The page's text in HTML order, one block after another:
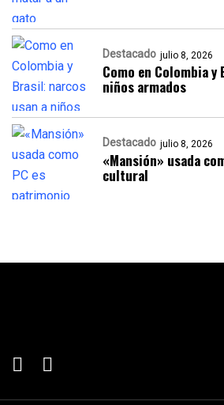
Destacado julio 8, 2026
Como en Colombia
niños armados
Destacado julio 8, 2026
«Mansión» usada
cultural